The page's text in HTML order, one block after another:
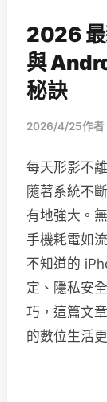
2026
與
秘訣
2026/4/25作者
每天形影不
隨著系統不
有地強大。
手機耗電如
不知道的
定、隱私安
巧，這篇文
的數位生活